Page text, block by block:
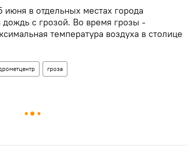
в отдельных местах города
с грозой. Во время грозы -
температура воздуха в столице
гроза